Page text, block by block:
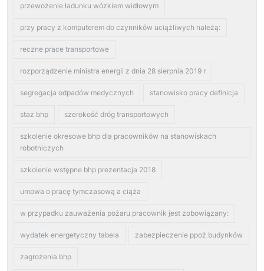
przewożenie ładunku wózkiem widłowym
przy pracy z komputerem do czynników uciążliwych należą:
reczne prace transportowe
rozporządzenie ministra energii z dnia 28 sierpnia 2019 r
segregacja odpadów medycznych stanowisko pracy definicja
staz bhp szerokość dróg transportowych
szkolenie okresowe bhp dla pracowników na stanowiskach
robotniczych
szkolenie wstępne bhp prezentacja 2018
umowa o pracę tymczasową a ciąża
w przypadku zauważenia pożaru pracownik jest zobowiązany:
wydatek energetyczny tabela zabezpieczenie ppoż budynków
zagrożenia bhp